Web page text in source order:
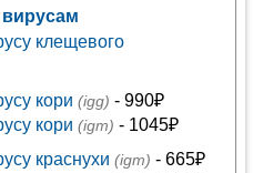
клещевого
кори (igg) - 990₽
кори (igm) - 1045₽
краснухи (igm) - 665₽